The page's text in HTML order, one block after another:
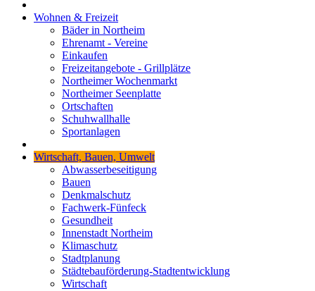
Wohnen & Freizeit
Bäder in Northeim
Ehrenamt - Vereine
Einkaufen
Freizeitangebote - Grillplätze
Northeimer Wochenmarkt
Northeimer Seenplatte
Ortschaften
Schuhwallhalle
Sportanlagen
Wirtschaft, Bauen, Umwelt
Abwasserbeseitigung
Bauen
Denkmalschutz
Fachwerk-Fünfeck
Gesundheit
Innenstadt Northeim
Klimaschutz
Stadtplanung
Städtebauförderung-Stadtentwicklung
Wirtschaft